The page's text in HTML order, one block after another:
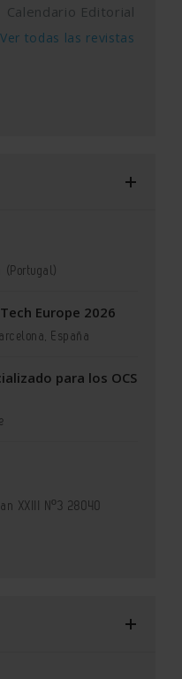
Calendario Editorial
Ver todas las revistas
(Portugal)
Europe 2026
España
para los OCS
XXIII Nº3 28040